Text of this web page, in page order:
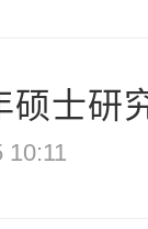
硕士研
10:11